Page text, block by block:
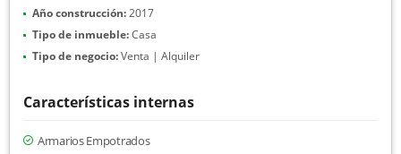
Año construcción:2017
Tipo de inmueble:Casa
Tipo de negocio:Venta | Alquiler
Características internas
Armarios Empotrados